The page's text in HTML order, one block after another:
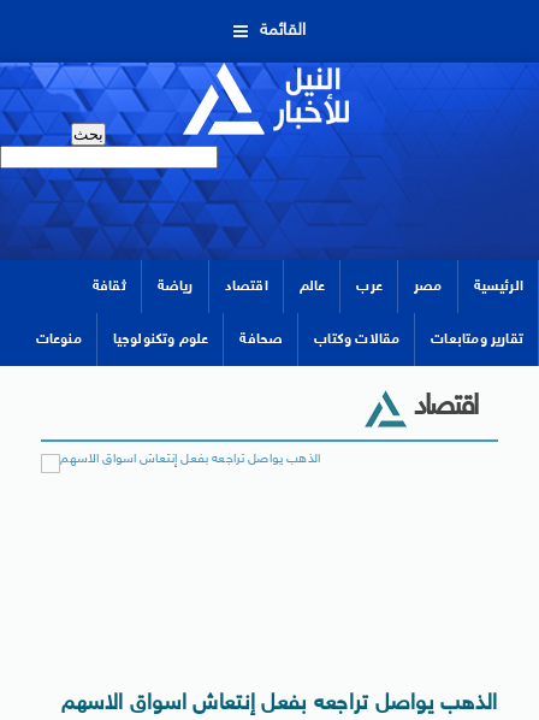
القائمة
الرئيسية مصر عرب عالم اقتصاد رياضة ثقافة
تقارير ومتابعات مقالات وكتاب صحافة علوم وتكنولوجيا منوعات
اقتصاد
الذهب يواصل تراجعه بفعل إنتعاش اسواق الاسهم